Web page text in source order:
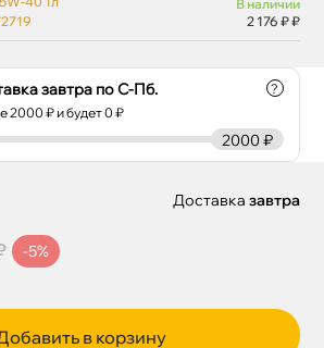
завтра по С-Пб.
2000 ₽ и будет 0 ₽
?
2000 ₽
-5%
Доставка завтра
в корзину
наличии
2 176 ₽ ₽